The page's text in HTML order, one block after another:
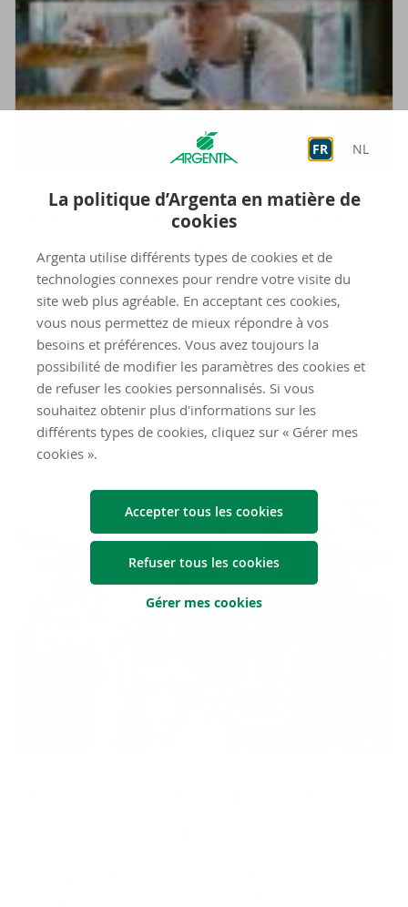
FR NL
La politique d’Argenta en matière de
cookies
Argenta utilise différents types de cookies et de
technologies connexes pour rendre votre visite du
site web plus agréable. En acceptant ces cookies,
vous nous permettez de mieux répondre à vos
besoins et préférences. Vous avez toujours la
possibilité de modifier les paramètres des cookies et
de refuser les cookies personnalisés. Si vous
souhaitez obtenir plus d'informations sur les
différents types de cookies, cliquez sur « Gérer mes
cookies ».
Accepter tous les cookies
Refuser tous les cookies
Gérer mes cookies
Que devez-​vous sa­voir en tant
qu’étu­diant jo­biste ?
Vous recherchez vous aussi un job d’étudiant ? Bonne
idée ! Toutefois, n’oubliez pas que les jobs d’étudiant
sont régis par certaines règles.
Lisez l'article « Que devez-vous savoir en tant
qu’étudiant jobiste ? »